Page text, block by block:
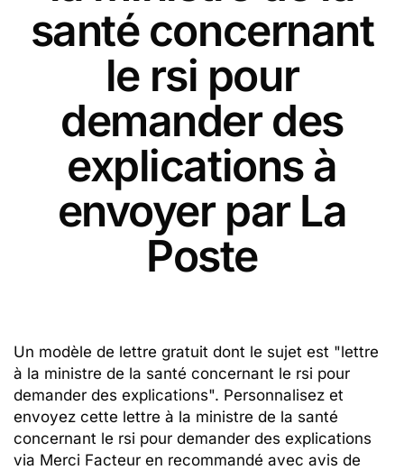
santé concernant
le rsi pour
demander des
explications à
envoyer par La
Poste
Un modèle de lettre gratuit dont le sujet est "lettre
à la ministre de la santé concernant le rsi pour
demander des explications". Personnalisez et
envoyez cette lettre à la ministre de la santé
concernant le rsi pour demander des explications
via Merci Facteur en recommandé avec avis de